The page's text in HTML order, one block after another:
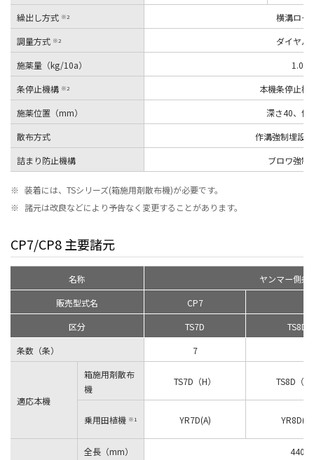
繰出し方式 ※2
横溝ロー
調量方式 ※2
ダイヤル
施薬量（kg/10a）
1.0
条停止機構 ※2
本機条停止機
施薬位置（mm）
深さ40、側
散布方式
作溝強制埋設
詰まり防止機構
ブロワ強制
※ 装着には、TSシリーズ(箱施用剤散布機)が必要です。
※ 諸元は改良などにより予告なく変更することがあります。
CP7/CP8 主要諸元
名称
ヤンマー側条
販売型式名
CP7
区分
TS7D
TS8D
条数（条）
7
適応本機
箱施用剤散布
機
TS7D（H） TS8D（H
乗用田植機 ※1 YR7D(A) YR8D(A)
全長（mm）
440